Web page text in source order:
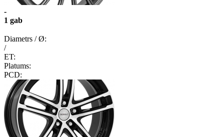
-
1 gab
Diametrs / Ø:
/
ET:
Platums:
PCD: